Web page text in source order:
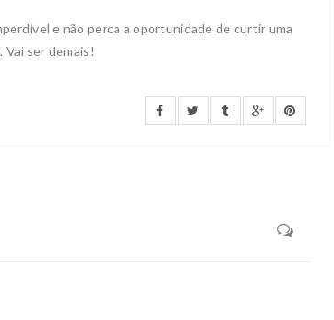
e não perca a oportunidade de curtir uma
ser demais!